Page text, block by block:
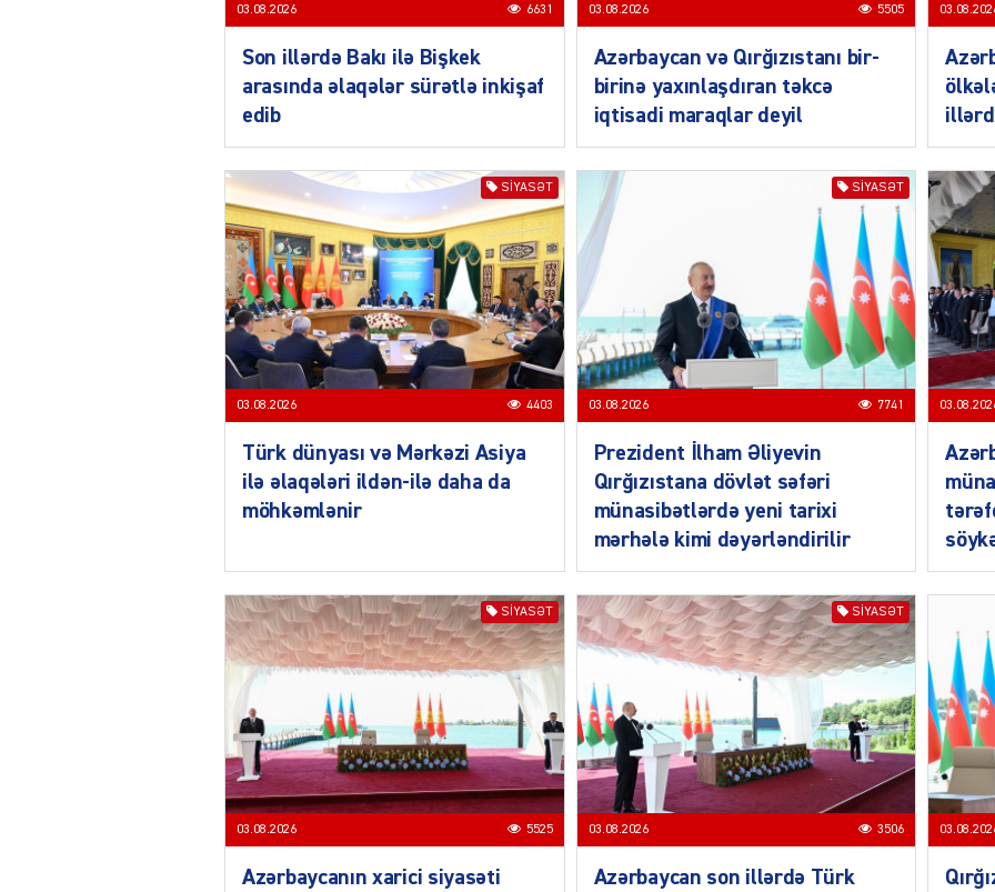
DÜNYA
03.08.2026 6631
Son illərdə Bakı ilə Bişkek
arasında əlaqələr sürətlə inkişaf
edib
03.08.2026 5505
Azərbaycan və Qırğızıstanı bir-
birinə yaxınlaşdıran təkcə
iqtisadi maraqlar deyil
SIYASƏT
03.08.2026 4403
Türk dünyası və Mərkəzi Asiya
ilə əlaqələri ildən-ilə daha da
möhkəmlənir
SIYASƏT
03.08.2026 7741
Prezident İlham Əliyevin
Qırğızıstana dövlət səfəri
münasibətlərdə yeni tarixi
mərhələ kimi dəyərləndirilir
SIYASƏT
03.08.2026 5525
Azərbaycanın xarici siyasəti
SIYASƏT
03.08.2026 3506
Azərbaycan son illərdə Türk